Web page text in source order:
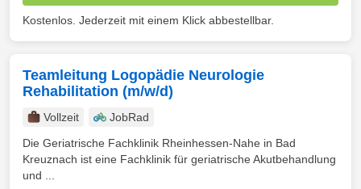
Kostenlos. Jederzeit mit einem Klick abbestellbar.
Teamleitung Logopädie Neurologie
Rehabilitation (m/w/d)
Vollzeit
JobRad
Die Geriatrische Fachklinik Rheinhessen-Nahe in Bad
Kreuznach ist eine Fachklinik für geriatrische Akutbehandlung
und ...